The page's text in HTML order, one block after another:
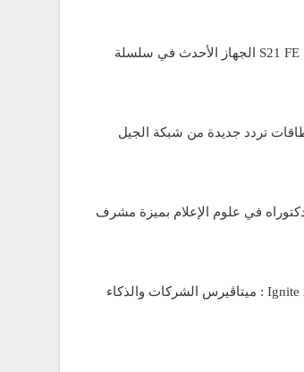
ساسمونج تطرح هاتف S21 FE 5G الجهاز الأحدث في سلسلة
تردد جديدة من شبكة الجيل
في علوم الإعلام بميزة مشرف
مؤتمر مايكروسوفت Ignite 2021 : ميتاڤيرس الشركات والذكاء